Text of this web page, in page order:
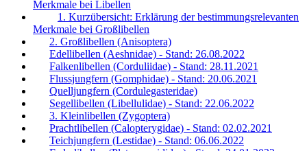
Merkmale bei Libellen
1. Kurzübersicht: Erklärung der bestimmungsrelevanten
Merkmale bei Großlibellen
2. Großlibellen (Anisoptera)
Edellibellen (Aeshnidae) - Stand: 26.08.2022
Falkenlibellen (Corduliidae) - Stand: 28.11.2021
Flussjungfern (Gomphidae) - Stand: 20.06.2021
Quelljungfern (Cordulegasteridae)
Segellibellen (Libellulidae) - Stand: 22.06.2022
3. Kleinlibellen (Zygoptera)
Prachtlibellen (Calopterygidae) - Stand: 02.02.2021
Teichjungfern (Lestidae) - Stand: 06.06.2022